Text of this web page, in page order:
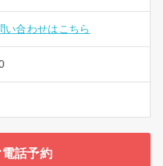
い合わせはこちら
話予約